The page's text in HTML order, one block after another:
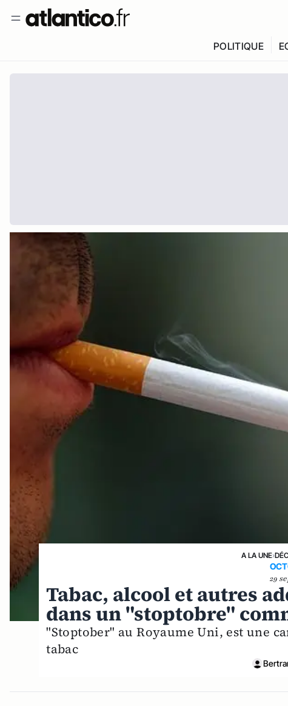
POLITIQUE
A LA UNE›
29
Tabac, alcool et autres
dans un "stoptobre"
"Stoptober" au Royaume Uni, est une
tabac